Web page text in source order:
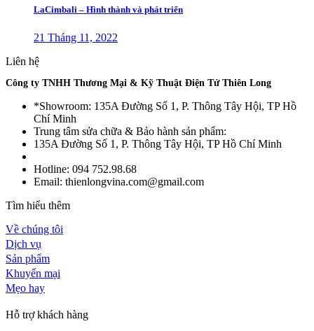
LaCimbali – Hình thành và phát triển
21 Tháng 11, 2022
Liên hệ
Công ty TNHH Thương Mại & Kỹ Thuật Điện Tử Thiên Long
*Showroom: 135A Đường Số 1, P. Thông Tây Hội, TP Hồ
Chí Minh
Trung tâm sửa chữa & Bảo hành sản phẩm:
135A Đường Số 1, P. Thông Tây Hội, TP Hồ Chí Minh
Hotline: 094 752.98.68
Email: thienlongvina.com@gmail.com
Tìm hiểu thêm
Về chúng tôi
Dịch vụ
Sản phẩm
Khuyến mại
Mẹo hay
Hỗ trợ khách hàng